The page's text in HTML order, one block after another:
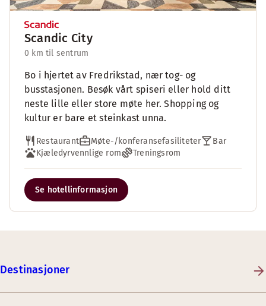
Scandic City
0 km til sentrum
Bo i hjertet av Fredrikstad, nær tog- og
busstasjonen. Besøk vårt spiseri eller hold ditt
neste lille eller store møte her. Shopping og
kultur er bare et steinkast unna.
Restaurant Møte-/konferansefasiliteter
Bar
Kjæledyrvennlige rom
Treningsrom
Se hotellinformasjon
Destinasjoner